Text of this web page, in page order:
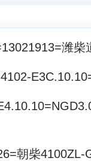
潍
朝柴4100ZL-